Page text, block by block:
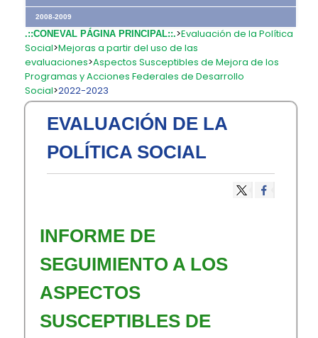
2008-2009
.::CONEVAL PÁGINA PRINCIPAL::.>Evaluación de la Política
Social>Mejoras a partir del uso de las
evaluaciones>Aspectos Susceptibles de Mejora de los
Programas y Acciones Federales de Desarrollo
Social>2022-2023
EVALUACIÓN DE LA
POLÍTICA SOCIAL
​INFORME DE
SEGUIMIENTO A LOS
ASPECTOS
SUSCEPTIBLES DE